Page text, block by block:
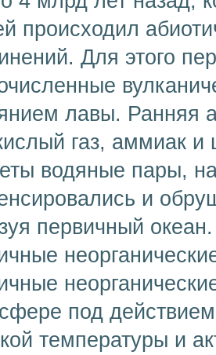
происходил
Для этого
лавы. Ранняя
газ, аммиак
водяные пары,
и
первичный
под
температуры и